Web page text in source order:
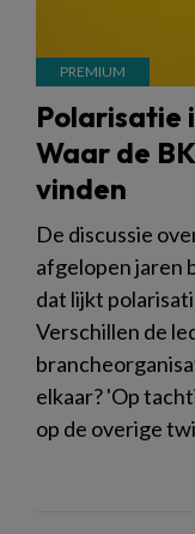
Polarisatie
Waar de
vinden
De discussie
afgelopen jaren
dat lijkt
Verschillen de
elkaar? 'Op
op de overige